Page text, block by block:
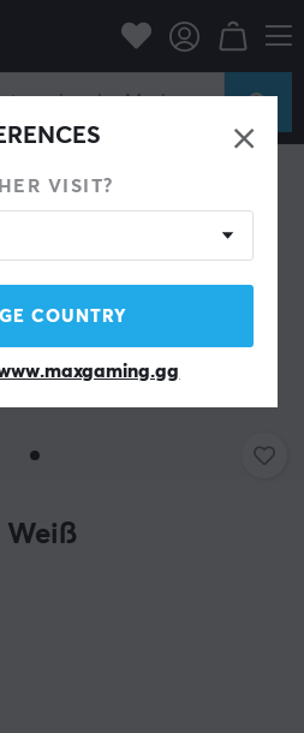
VISIT?
COUNTRY
Stromkabel
Weiß